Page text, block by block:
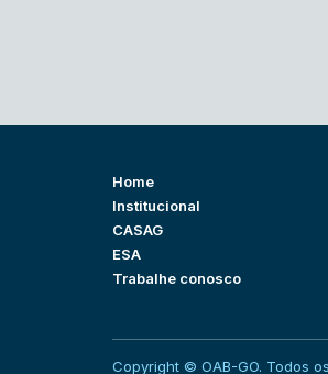
Home
Institucional
CASAG
ESA
Trabalhe conosco
Copyright © OAB-GO. Todos